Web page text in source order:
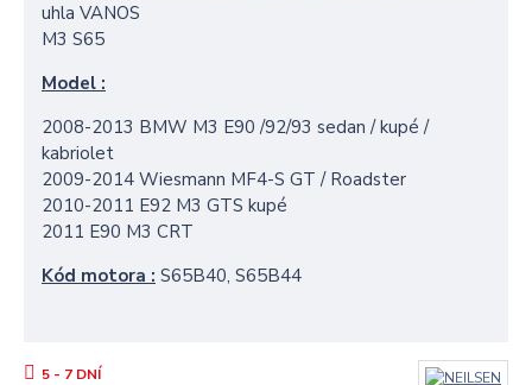
uhla VANOS
M3 S65
Model :
2008-2013 BMW M3 E90 /92/93 sedan / kupé /
kabriolet
2009-2014 Wiesmann MF4-S GT / Roadster
2010-2011 E92 M3 GTS kupé
2011 E90 M3 CRT
Kód motora : S65B40, S65B44
5 - 7 DNÍ